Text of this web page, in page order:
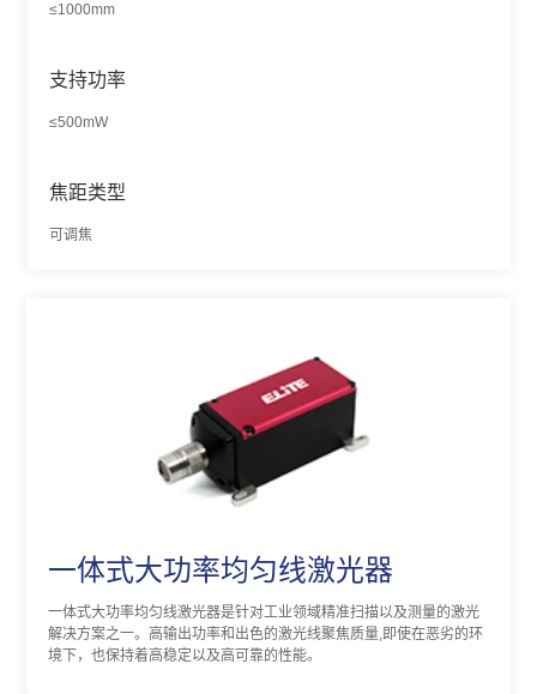
≤1000mm
支持功率
≤500mW
焦距类型
可调焦
一体式大功率均匀线激光器
一体式大功率均匀线激光器是针对工业领域精准扫描以及测量的激光
解决方案之一。高输出功率和出色的激光线聚焦质量,即使在恶劣的环
境下，也保持着高稳定以及高可靠的性能。